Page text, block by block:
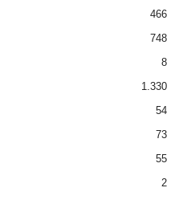
466
748
8
1.330
54
73
55
2